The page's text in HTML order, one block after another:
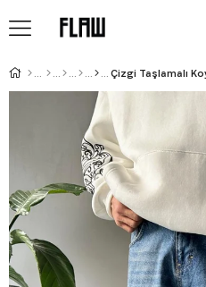
Çizgi Taşlamalı